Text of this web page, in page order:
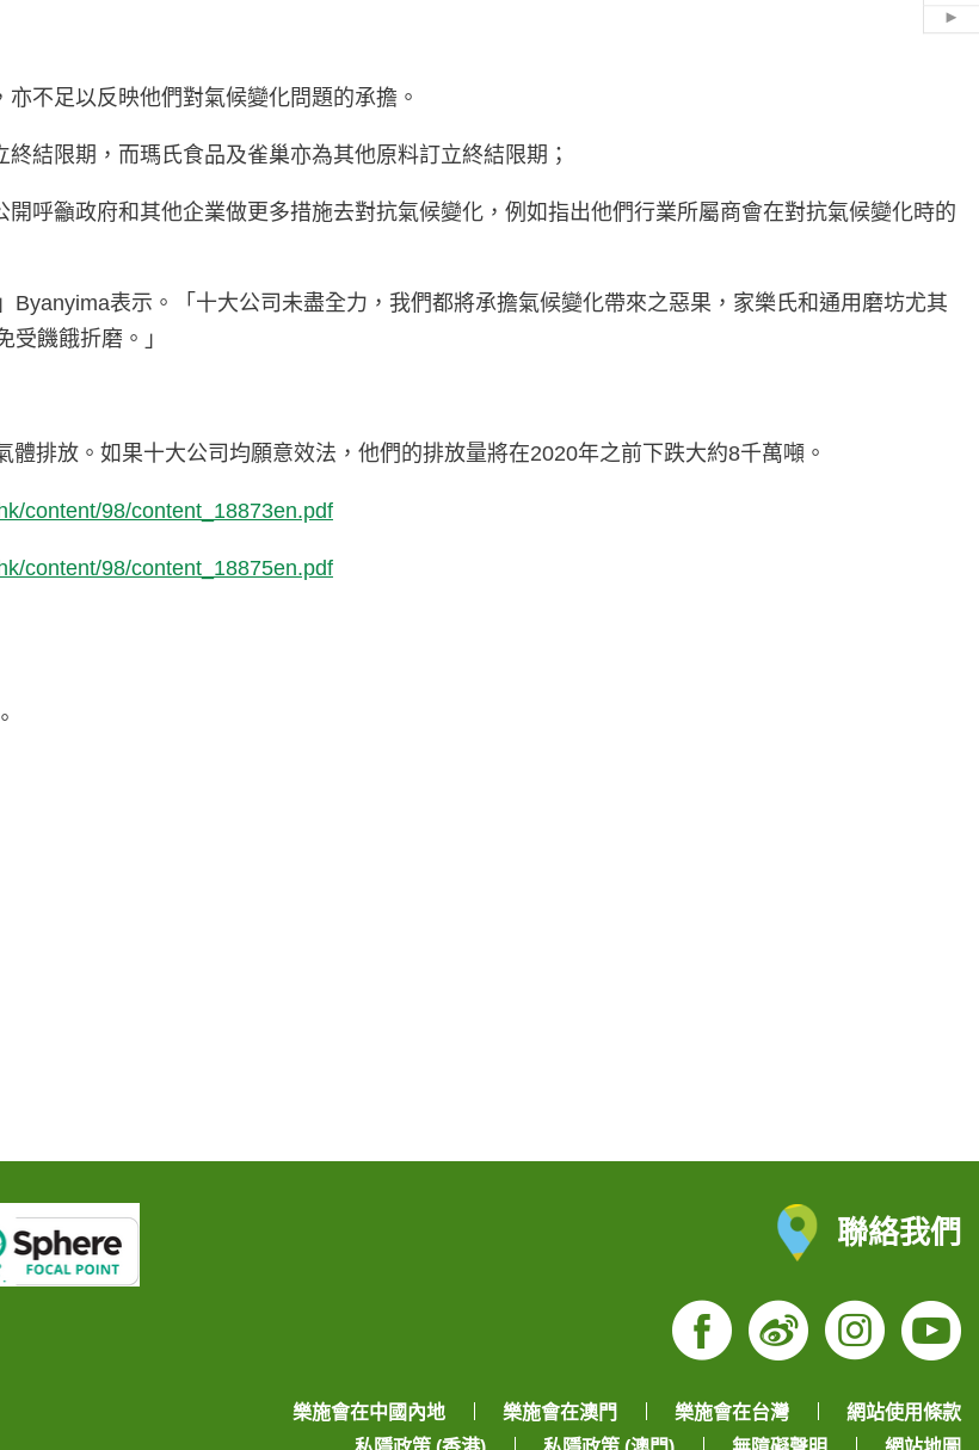
不足以反映他們對氣候變化問題的承擔。
結限期，而瑪氏食品及雀巢亦為其他原料訂立終結限期；
呼籲政府和其他企業做更多措施去對抗氣候變化，例如指出他們行業所屬商會在對抗氣候變化時的
Byanyima表示。「十大公司未盡全力，我們都將承擔氣候變化帶來之惡果，家樂氏和通用磨坊尤其
饑餓折磨。」
放。如果十大公司均願意效法，他們的排放量將在2020年之前下跌大約8千萬噸。
content/98/content_18873en.pdf
content/98/content_18875en.pdf
聯絡我們
Facebook
Weibo
樂施會在中國內地 樂施會在澳門 樂施會在台灣
網站使用條款